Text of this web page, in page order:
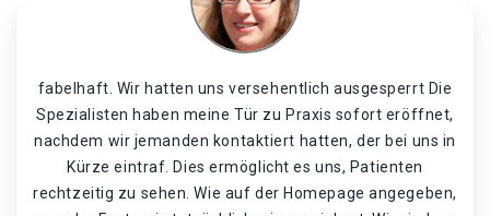
fabelhaft. Wir hatten uns versehentlich ausgesperrt Die
Spezialisten haben meine Tür zu Praxis sofort eröffnet,
nachdem wir jemanden kontaktiert hatten, der bei uns in
Kürze eintraf. Dies ermöglicht es uns, Patienten
rechtzeitig zu sehen. Wie auf der Homepage angegeben,